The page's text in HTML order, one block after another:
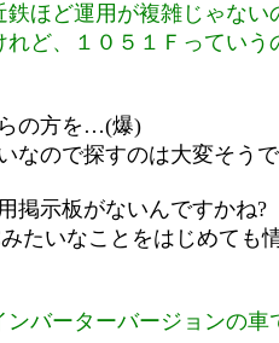
鉄ほど運用が複雑じゃな
ど、１０５１Ｆっていう
の方を…(爆)
なので探すのは大変そう
掲示板がないんですかね?
たいなことをはじめても
バーターバージョンの車